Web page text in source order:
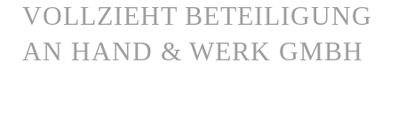
VOLLZIEHT BETEILIGUNG
AN HAND & WERK GMBH